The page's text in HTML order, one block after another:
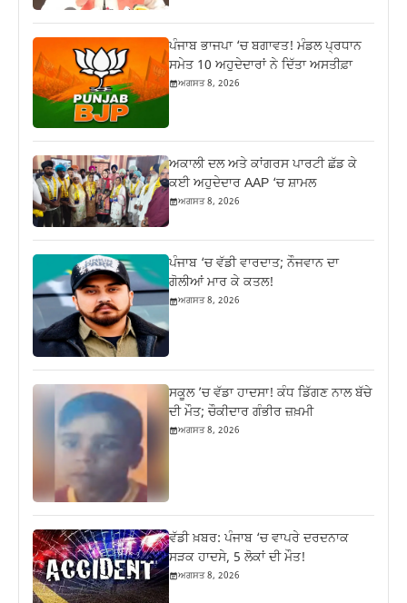
ਪੰਜਾਬ ਭਾਜਪਾ ‘ਚ ਬਗਾਵਤ! ਮੰਡਲ ਪ੍ਰਧਾਨ
ਸਮੇਤ 10 ਅਹੁਦੇਦਾਰਾਂ ਨੇ ਦਿੱਤਾ ਅਸਤੀਫ਼ਾ
ਅਗਸਤ 8, 2026
ਅਕਾਲੀ ਦਲ ਅਤੇ ਕਾਂਗਰਸ ਪਾਰਟੀ ਛੱਡ ਕੇ
ਕਈ ਅਹੁਦੇਦਾਰ AAP ‘ਚ ਸ਼ਾਮਲ
ਅਗਸਤ 8, 2026
ਪੰਜਾਬ ‘ਚ ਵੱਡੀ ਵਾਰਦਾਤ; ਨੌਜਵਾਨ ਦਾ
ਗੋਲੀਆਂ ਮਾਰ ਕੇ ਕਤਲ!
ਅਗਸਤ 8, 2026
ਸਕੂਲ ’ਚ ਵੱਡਾ ਹਾਦਸਾ! ਕੰਧ ਡਿੱਗਣ ਨਾਲ ਬੱਚੇ
ਦੀ ਮੌਤ; ਚੌਕੀਦਾਰ ਗੰਭੀਰ ਜ਼ਖ਼ਮੀ
ਅਗਸਤ 8, 2026
ਵੱਡੀ ਖ਼ਬਰ: ਪੰਜਾਬ ‘ਚ ਵਾਪਰੇ ਦਰਦਨਾਕ
ਸੜਕ ਹਾਦਸੇ, 5 ਲੋਕਾਂ ਦੀ ਮੌਤ!
ਅਗਸਤ 8, 2026